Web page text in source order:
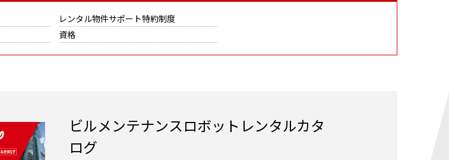
レンタル物件サポート特約制度
資格
ビルメンテナンスロボットレンタルカタ
ログ